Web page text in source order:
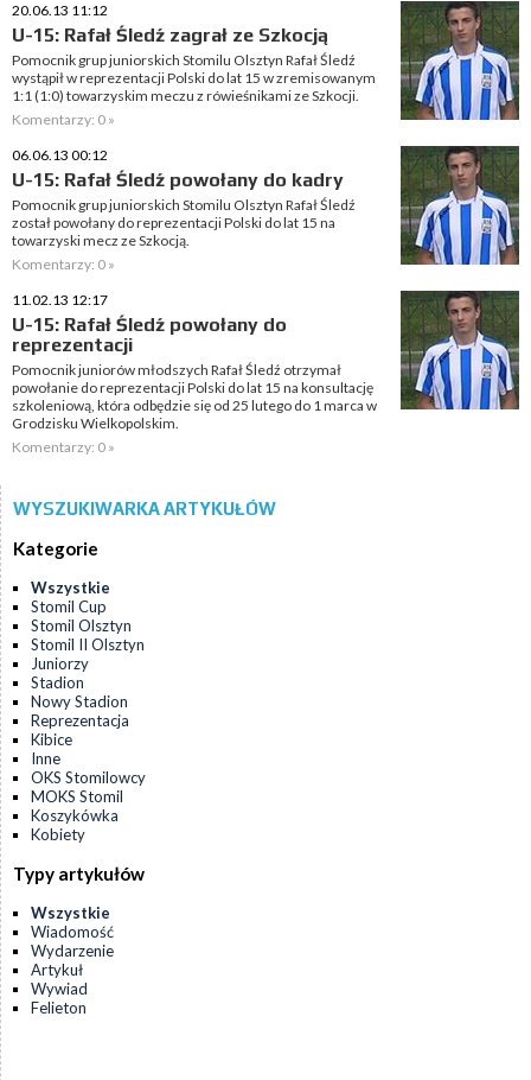
20.06.13 11:12
U-15: Rafał Śledź zagrał ze Szkocją
Pomocnik grup juniorskich Stomilu Olsztyn Rafał Śledź
wystąpił w reprezentacji Polski do lat 15 w zremisowanym
1:1 (1:0) towarzyskim meczu z rówieśnikami ze Szkocji.
Komentarzy: 0 »
06.06.13 00:12
U-15: Rafał Śledź powołany do kadry
Pomocnik grup juniorskich Stomilu Olsztyn Rafał Śledź
został powołany do reprezentacji Polski do lat 15 na
towarzyski mecz ze Szkocją.
Komentarzy: 0 »
11.02.13 12:17
U-15: Rafał Śledź powołany do
reprezentacji
Pomocnik juniorów młodszych Rafał Śledź otrzymał
powołanie do reprezentacji Polski do lat 15 na konsultację
szkoleniową, która odbędzie się od 25 lutego do 1 marca w
Grodzisku Wielkopolskim.
Komentarzy: 0 »
WYSZUKIWARKA ARTYKUŁÓW
Kategorie
Wszystkie
Stomil Cup
Stomil Olsztyn
Stomil II Olsztyn
Juniorzy
Stadion
Nowy Stadion
Reprezentacja
Kibice
Inne
OKS Stomilowcy
MOKS Stomil
Koszykówka
Kobiety
Typy artykułów
Wszystkie
Wiadomość
Wydarzenie
Artykuł
Wywiad
Felieton